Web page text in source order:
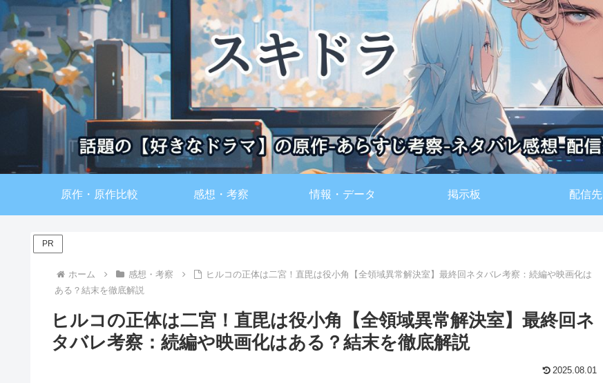
原作・原作比較 感想・考察 情報・データ 掲示板 配信先
PR
ホーム 感想・考察
ヒルコの正体は二宮！直毘は役小角【全領域異常解決室】最終回ネタバレ考察：続編や映画化は
ある？結末を徹底解説
ヒルコの正体は二宮！直毘は役小角【全領域異常解決室】最終回ネ
タバレ考察：続編や映画化はある？結末を徹底解説
2025.08.01